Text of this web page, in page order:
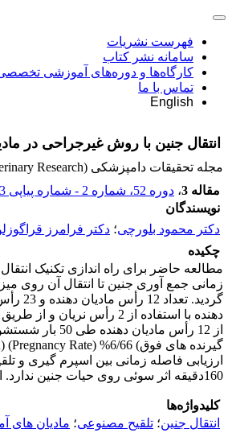
فهرست نشریات
سامانه نشر کتاب
کارگاه‌ها و دوره‌های آموزشی
تماس با ما
English
انتقال جنین با روش غیرجراحی در
مجله تحقیقات دامپزشکی (Journal of Veterinary Research)
مقاله 3
، دوره 52، شماره 2 - شماره پیاپی 1093
نویسندگان
دکتر محمود بلورچی؛ دکتر فرامرز
چکیده
مطالعه حاضر برای راه اندازی تکنیک
دهنده با استفاده از 2 رأس نریان و از طریق جفت گیری طبیعی و تلقیح مصنوعی انجام شد.
گیرنده های فوق) 6/66% (Pregnancy Rate) (P.R= آبستن شدند.
160دقیقه اثر سوئی روی حیات جنین ندارد. این اولین گزارش از ایران در مورد انتقال جنین مادیان به روش غیرجراحی است که با موفقیت انجام شد.
کلیدواژه‌ها
انتقال جنین؛ تلقیح مصنوعی؛ مادیان های